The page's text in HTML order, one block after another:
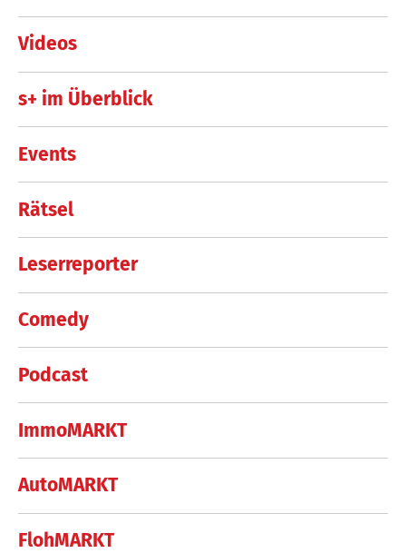
Videos
s+ im Überblick
Events
Rätsel
Leserreporter
Comedy
Podcast
ImmoMARKT
AutoMARKT
FlohMARKT